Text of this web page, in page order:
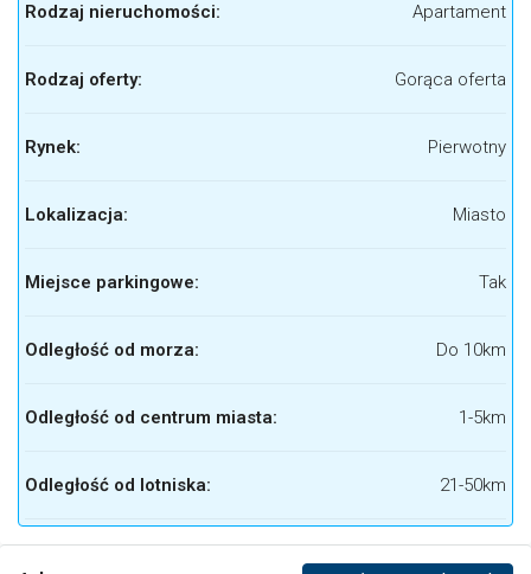
Rodzaj nieruchomości: Apartament
Rodzaj oferty: Gorąca oferta
Rynek: Pierwotny
Lokalizacja: Miasto
Miejsce parkingowe: Tak
Odległość od morza: Do 10km
Odległość od centrum miasta: 1-5km
Odległość od lotniska: 21-50km